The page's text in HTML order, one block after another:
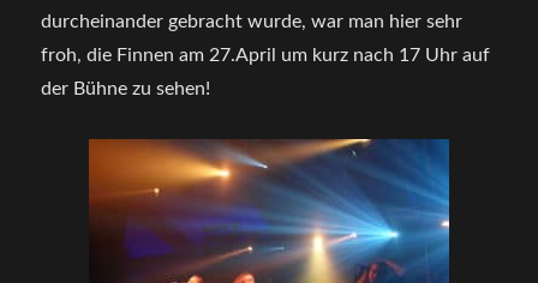
durcheinander gebracht wurde, war man hier sehr
froh, die Finnen am 27.April um kurz nach 17 Uhr auf
der Bühne zu sehen!